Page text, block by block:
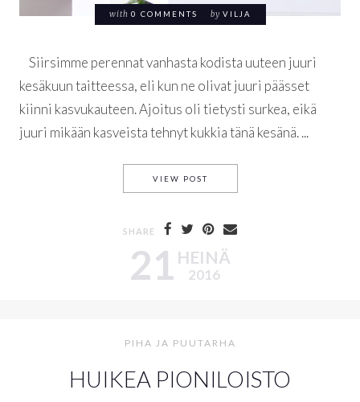
with 0 COMMENTS by VILJA
Siirsimme perennat vanhasta kodista uuteen juuri
kesäkuun taitteessa, eli kun ne olivat juuri päässet
kiinni kasvukauteen. Ajoitus oli tietysti surkea, eikä
juuri mikään kasveista tehnyt kukkia tänä kesänä. ...
21 HEINÄ
2016
VIEW POSTOMAN PIHAN PIONI
SHARE
PIHA JA PUUTARHA
HUIKEA PIONILOISTO